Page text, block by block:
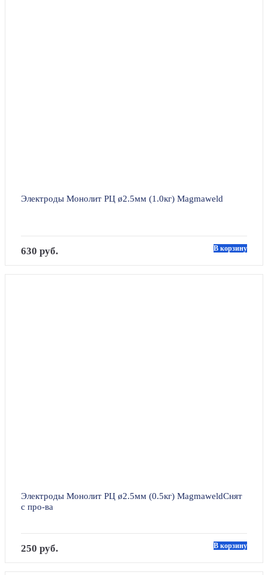
Электроды Монолит РЦ ø2.5мм (1.0кг) Magmaweld
630 руб. В корзину
Электроды Монолит РЦ ø2.5мм (0.5кг) MagmaweldСнят
с про-ва
250 руб. В корзину